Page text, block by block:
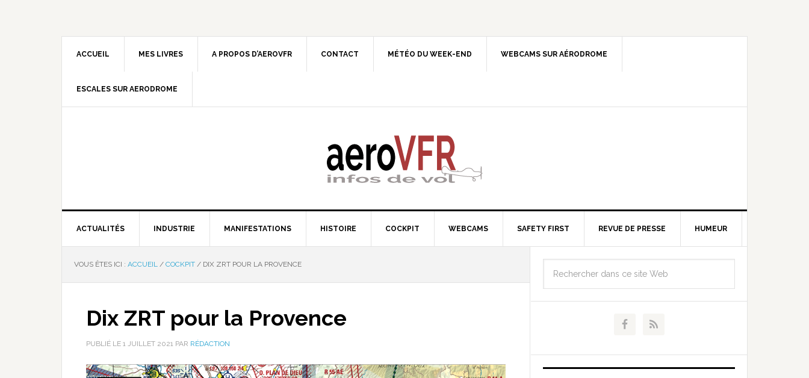
ACCUEIL MES LIVRES A PROPOS D’AEROVFR CONTACT MÉTÉO DU WEEK-END WEBCAMS SUR AÉRODROME
ESCALES SUR AERODROME
ACTUALITÉS INDUSTRIE MANIFESTATIONS HISTOIRE COCKPIT WEBCAMS SAFETY FIRST REVUE DE PRESSE HUMEUR
VOUS ÊTES ICI : ACCUEIL / COCKPIT / DIX ZRT POUR LA PROVENCE
Dix ZRT pour la Provence
PUBLIÉ LE 1 JUILLET 2021 PAR RÉDACTION